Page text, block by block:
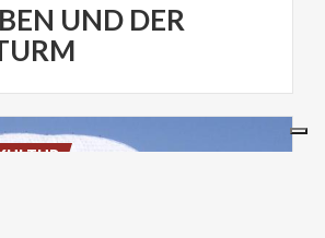
UND DER